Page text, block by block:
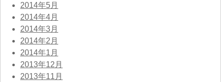
2014年5月
2014年4月
2014年3月
2014年2月
2014年1月
2013年12月
2013年11月